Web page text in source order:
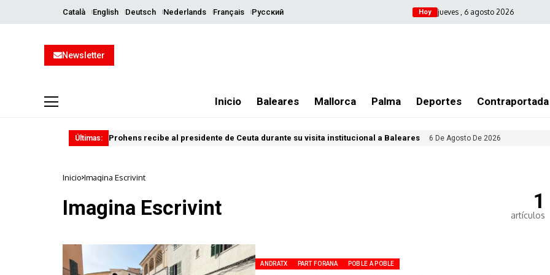
Català English Deutsch Nederlands Français Русский Hoy jueves , 6 agosto 2026
Newsletter
Inicio Baleares Mallorca Palma Deportes Contraportada
Últimas: Prohens recibe al presidente de Ceuta durante su visita institucional a Baleares 6 De Agosto De 2026
Inicio Imagina Escrivint
Imagina Escrivint 1
artículos
ANDRATX PART FORANA POBLE A POBLE